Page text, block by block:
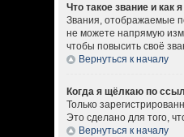
Что такое звание и как
Звания, отображаемые
не можете напрямую
чтобы повысить своё
Вернуться к началу
Когда я щёлкаю по
Только
Это сделано для того,
Вернуться к началу